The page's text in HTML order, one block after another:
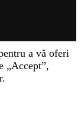
a vă oferi
„Accept”,